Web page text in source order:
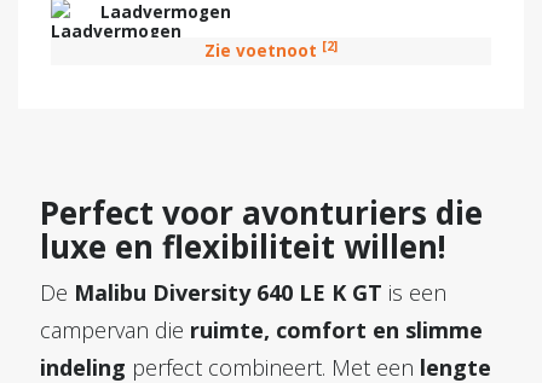
Laadvermogen
Zie voetnoot [2]
Perfect voor avonturiers die
luxe en flexibiliteit willen!
De Malibu Diversity 640 LE K GT is een
campervan die ruimte, comfort en slimme
indeling perfect combineert. Met een lengte